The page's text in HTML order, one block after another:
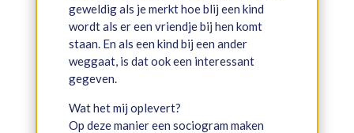
geweldig als je merkt hoe blij een kind
wordt als er een vriendje bij hen komt
staan. En als een kind bij een ander
weggaat, is dat ook een interessant
gegeven.
Wat het mij oplevert?
Op deze manier een sociogram maken